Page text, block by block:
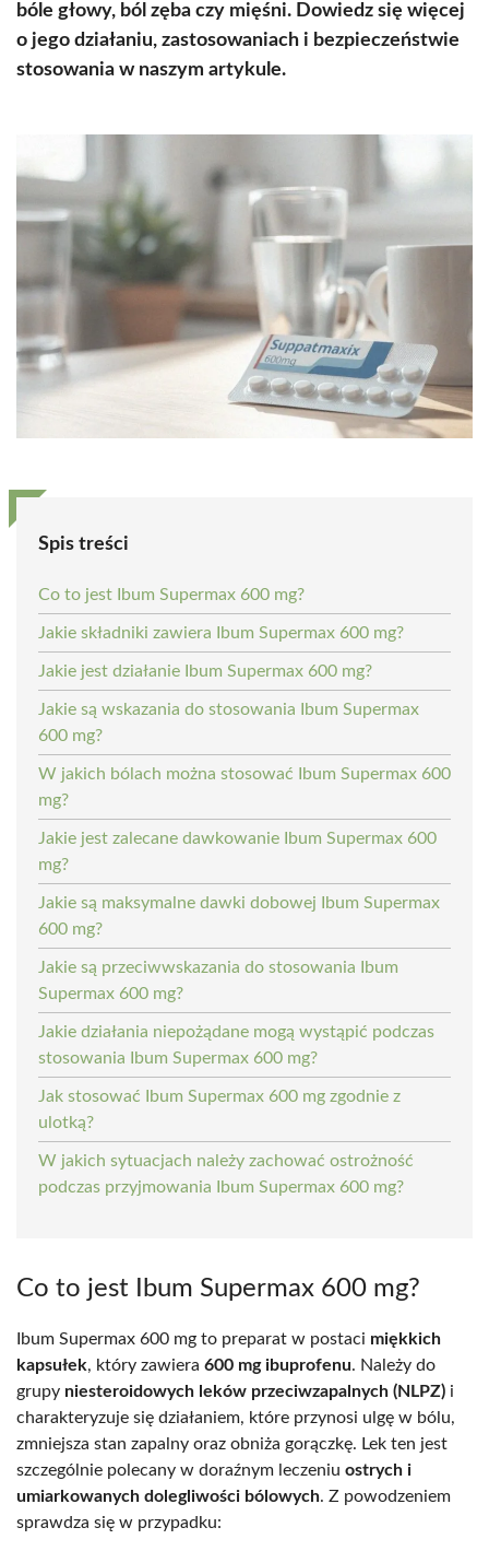
bóle głowy, ból zęba czy mięśni. Dowiedz się więcej
o jego działaniu, zastosowaniach i bezpieczeństwie
stosowania w naszym artykule.
Spis treści
Co to jest Ibum Supermax 600 mg?
Jakie składniki zawiera Ibum Supermax 600 mg?
Jakie jest działanie Ibum Supermax 600 mg?
Jakie są wskazania do stosowania Ibum Supermax
600 mg?
W jakich bólach można stosować Ibum Supermax 600
mg?
Jakie jest zalecane dawkowanie Ibum Supermax 600
mg?
Jakie są maksymalne dawki dobowej Ibum Supermax
600 mg?
Jakie są przeciwwskazania do stosowania Ibum
Supermax 600 mg?
Jakie działania niepożądane mogą wystąpić podczas
stosowania Ibum Supermax 600 mg?
Jak stosować Ibum Supermax 600 mg zgodnie z
ulotką?
W jakich sytuacjach należy zachować ostrożność
podczas przyjmowania Ibum Supermax 600 mg?
Co to jest Ibum Supermax 600 mg?
Ibum Supermax 600 mg to preparat w postaci miękkich
kapsułek, który zawiera 600 mg ibuprofenu. Należy do
grupy niesteroidowych leków przeciwzapalnych (NLPZ) i
charakteryzuje się działaniem, które przynosi ulgę w bólu,
zmniejsza stan zapalny oraz obniża gorączkę. Lek ten jest
szczególnie polecany w doraźnym leczeniu ostrych i
umiarkowanych dolegliwości bólowych. Z powodzeniem
sprawdza się w przypadku: